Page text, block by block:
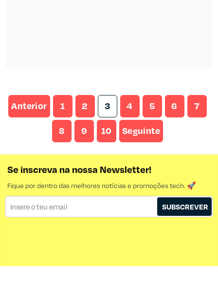
Anterior 1 2 3 4 5 6 7
8 9 10 Seguinte
Se inscreva na nossa Newsletter!
Fique por dentro das melhores notícias e promoções tech. 🚀
SUBSCREVER